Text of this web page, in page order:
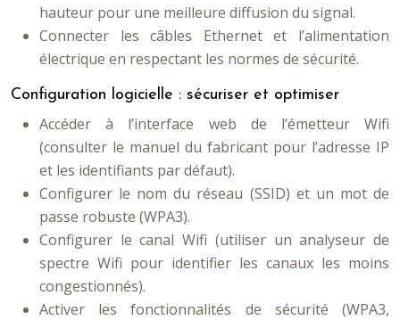
hauteur pour une meilleure diffusion du signal.
Connecter les câbles Ethernet et l’alimentation
électrique en respectant les normes de sécurité.
Configuration logicielle : sécuriser et optimiser
Accéder à l’interface web de l’émetteur Wifi
(consulter le manuel du fabricant pour l’adresse IP
et les identifiants par défaut).
Configurer le nom du réseau (SSID) et un mot de
passe robuste (WPA3).
Configurer le canal Wifi (utiliser un analyseur de
spectre Wifi pour identifier les canaux les moins
congestionnés).
Activer les fonctionnalités de sécurité (WPA3,